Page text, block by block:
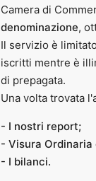
Camera di
denominazione,
Il servizio è
iscritti mentre è
di prepagata.
Una volta trovata
- I nostri report;
- Visura Ordinaria
- I bilanci.